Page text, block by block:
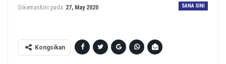
SANA SINI
Dikemaskini pada 27, May 2020
Kongsikan